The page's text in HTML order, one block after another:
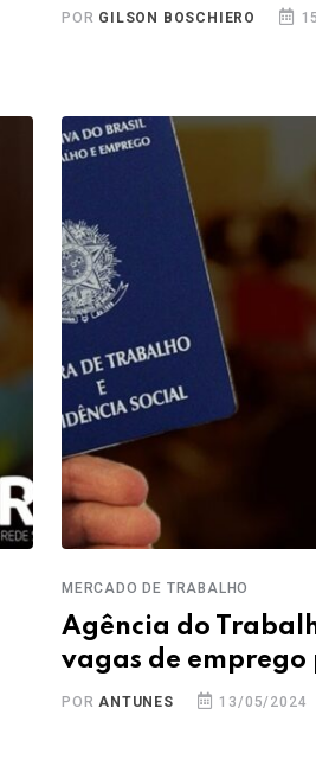
POR GILSON BOSCHIERO
MERCADO DE TRABALHO
Agência do
vagas de emprego
PORANTUNES 13/05/2024